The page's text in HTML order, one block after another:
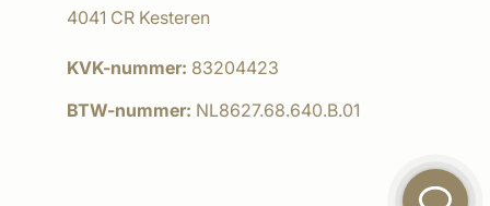
4041 CR Kesteren
KVK-nummer: 83204423
BTW-nummer: NL8627.68.640.B.01